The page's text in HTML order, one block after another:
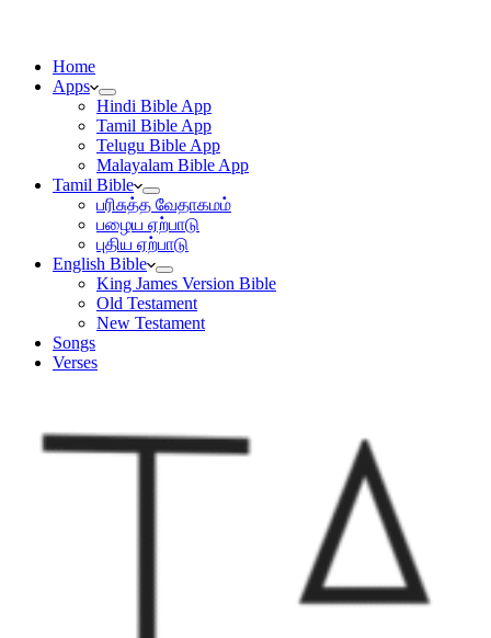
Home
Apps
Hindi Bible App
Tamil Bible App
Telugu Bible App
Malayalam Bible App
Tamil Bible
பரிசுத்த வேதாகமம்
பழைய ஏற்பாடு
புதிய ஏற்பாடு
English Bible
King James Version Bible
Old Testament
New Testament
Songs
Verses